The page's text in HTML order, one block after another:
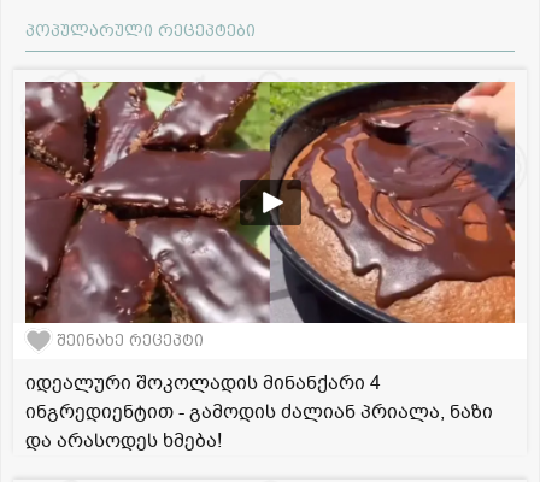
პოპულარული რეცეპტები
შეინახე რეცეპტი
იდეალური შოკოლადის მინანქარი 4
ინგრედიენტით - გამოდის ძალიან პრიალა, ნაზი
და არასოდეს ხმება!